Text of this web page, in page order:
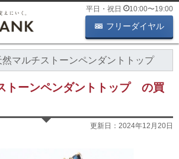
平日・祝日 10:00〜19:00
フリーダイヤル
然マルチストーンペンダントトップ
トーンペンダントトップ の買
更新日： 2024年12月20日